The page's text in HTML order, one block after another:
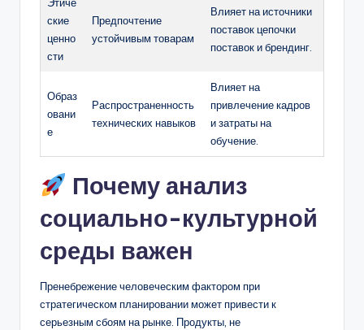
Этиче
ские
ценно
сти
Предпочтение
устойчивым товарам
Влияет на источники
поставок цепочки
поставок и брендинг.
Образ
овани
е
Распространенность
технических навыков
Влияет на
привлечение кадров
и затраты на
обучение.
Почему анализ
социально-культурной
среды важен
Пренебрежение человеческим фактором при
стратегическом планировании может привести к
серьезным сбоям на рынке. Продукты, не